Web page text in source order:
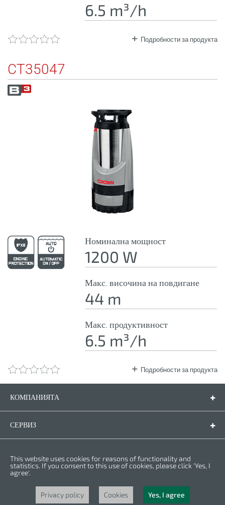
6.5 m³/h
Подробности за продукта
CT35047
Номинална мощност
1200 W
Макс. височина на повдигане
44 m
Макс. продуктивност
6.5 m³/h
Подробности за продукта
КОМПАНИЯТА
СЕРВИЗ
Гаранционни условия
Политика за личните данни
Бисквитки
Права © 2025 CROWN. Всички права са запазени. CROWN е регистрирана
търговска марка. | CROWN принадлежи към Merit Link group.
This website uses cookies for reasons of functionality and
statistics. If you consent to this use of cookies, please click 'Yes, I
agree'.
Privacy policy Cookies Yes, I agree